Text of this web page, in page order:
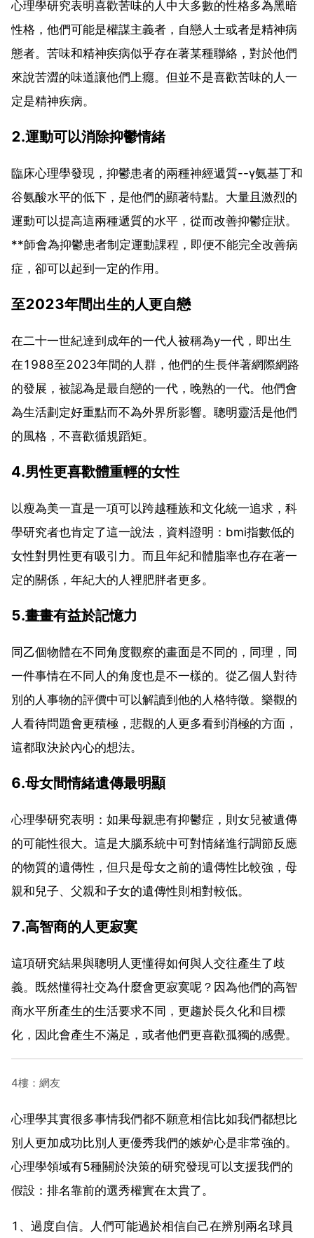
心理學研究表明喜歡苦味的人中大多數的性格多為黑暗
性格，他們可能是權謀主義者，自戀人士或者是精神病
態者。苦味和精神疾病似乎存在著某種聯絡，對於他們
來說苦澀的味道讓他們上癮。但並不是喜歡苦味的人一
定是精神疾病。
2.運動可以消除抑鬱情緒
臨床心理學發現，抑鬱患者的兩種神經遞質--γ氨基丁和
谷氨酸水平的低下，是他們的顯著特點。大量且激烈的
運動可以提高這兩種遞質的水平，從而改善抑鬱症狀。
**師會為抑鬱患者制定運動課程，即便不能完全改善病
症，卻可以起到一定的作用。
至2023年間出生的人更自戀
在二十一世紀達到成年的一代人被稱為y一代，即出生
在1988至2023年間的人群，他們的生長伴著網際網路
的發展，被認為是最自戀的一代，晚熟的一代。他們會
為生活劃定好重點而不為外界所影響。聰明靈活是他們
的風格，不喜歡循規蹈矩。
4.男性更喜歡體重輕的女性
以瘦為美一直是一項可以跨越種族和文化統一追求，科
學研究者也肯定了這一說法，資料證明：bmi指數低的
女性對男性更有吸引力。而且年紀和體脂率也存在著一
定的關係，年紀大的人裡肥胖者更多。
5.畫畫有益於記憶力
同乙個物體在不同角度觀察的畫面是不同的，同理，同
一件事情在不同人的角度也是不一樣的。從乙個人對待
別的人事物的評價中可以解讀到他的人格特徵。樂觀的
人看待問題會更積極，悲觀的人更多看到消極的方面，
這都取決於內心的想法。
6.母女間情緒遺傳最明顯
心理學研究表明：如果母親患有抑鬱症，則女兒被遺傳
的可能性很大。這是大腦系統中可對情緒進行調節反應
的物質的遺傳性，但只是母女之前的遺傳性比較強，母
親和兒子、父親和子女的遺傳性則相對較低。
7.高智商的人更寂寞
這項研究結果與聰明人更懂得如何與人交往產生了歧
義。既然懂得社交為什麼會更寂寞呢？因為他們的高智
商水平所產生的生活要求不同，更趨於長久化和目標
化，因此會產生不滿足，或者他們更喜歡孤獨的感覺。
4樓：網友
心理學其實很多事情我們都不願意相信比如我們都想比
別人更加成功比別人更優秀我們的嫉妒心是非常強的。
心理學領域有5種關於決策的研究發現可以支援我們的
假設：排名靠前的選秀權實在太貴了。
1、過度自信。人們可能過於相信自己在辨別兩名球員